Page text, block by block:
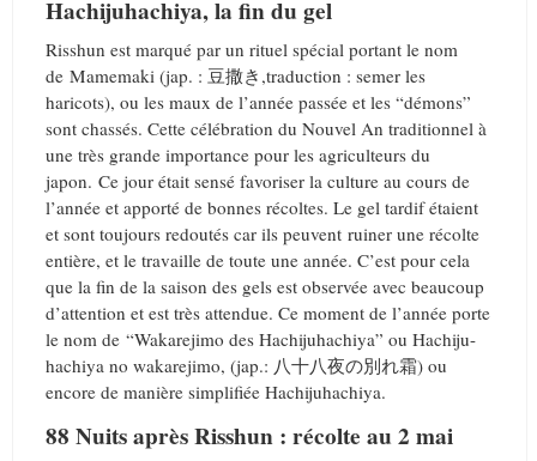
Hachijuhachiya, la fin du gel
Risshun est marqué par un rituel spécial portant le nom
de Mamemaki (jap. : 豆撒き,traduction : semer les
haricots), ou les maux de l’année passée et les “démons”
sont chassés. Cette célébration du Nouvel An traditionnel à
une très grande importance pour les agriculteurs du
japon. Ce jour était sensé favoriser la culture au cours de
l’année et apporté de bonnes récoltes. Le gel tardif étaient
et sont toujours redoutés car ils peuvent ruiner une récolte
entière, et le travaille de toute une année. C’est pour cela
que la fin de la saison des gels est observée avec beaucoup
d’attention et est très attendue. Ce moment de l’année porte
le nom de “Wakarejimo des Hachijuhachiya” ou Hachiju-
hachiya no wakarejimo, (jap.: 八十八夜の別れ霜) ou
encore de manière simplifiée Hachijuhachiya.
88 Nuits après Risshun : récolte au 2 mai